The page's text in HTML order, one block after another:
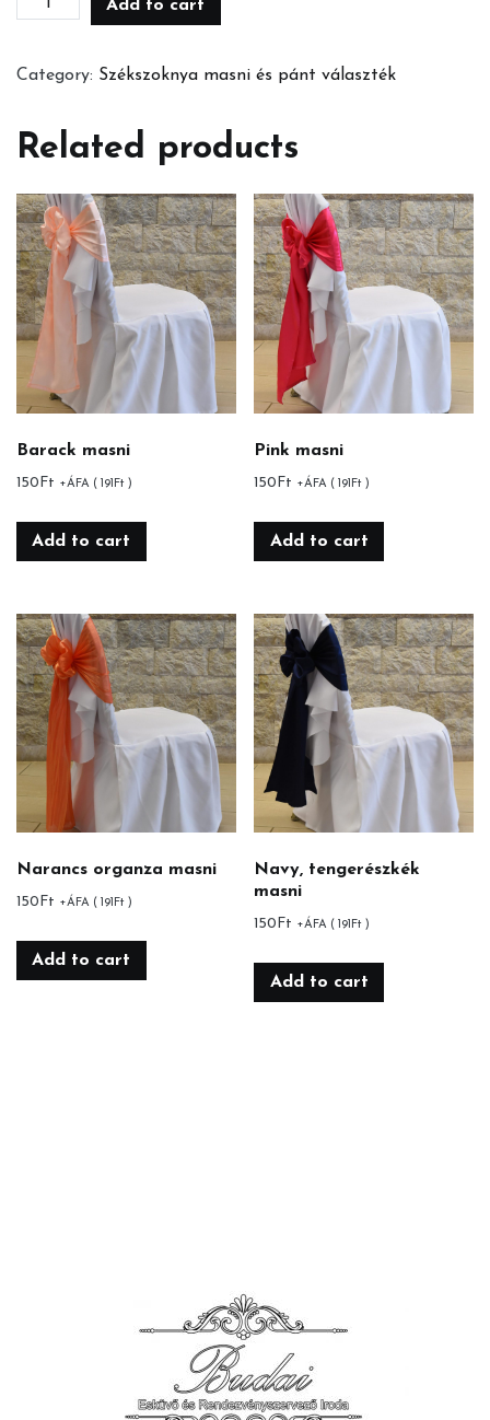
Add to cart
Category: Székszoknya masni és pánt választék
Related products
Barack masni
150 Ft +ÁFA ( 191 Ft )
Add to cart
Pink masni
150 Ft +ÁFA ( 191 Ft )
Add to cart
Narancs organza masni
150 Ft +ÁFA ( 191Ft )
Add to cart
Navy, tengerészkék
masni
150 Ft +ÁFA ( 191Ft )
Add to cart